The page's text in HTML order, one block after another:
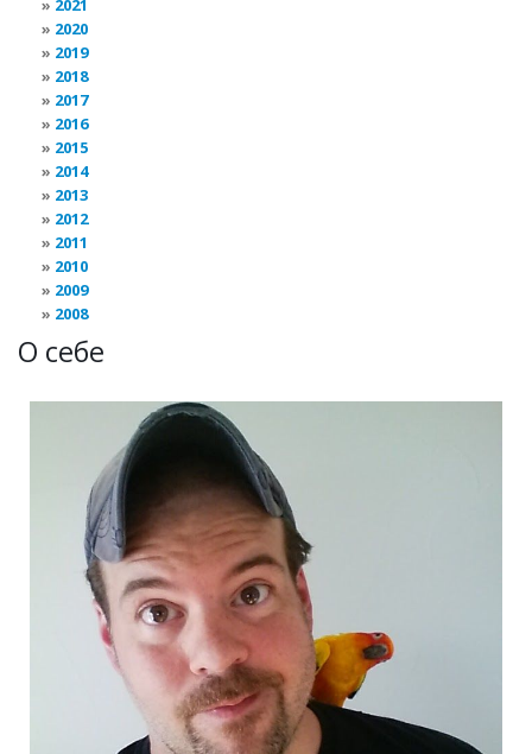
2021
2020
2019
2018
2017
2016
2015
2014
2013
2012
2011
2010
2009
2008
О себе